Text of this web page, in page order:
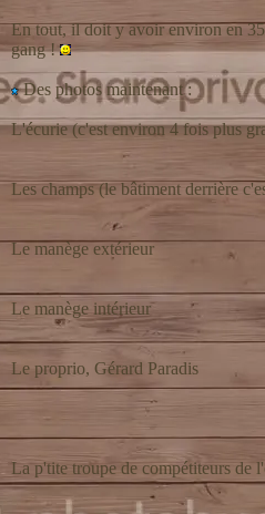
En tout, il doit y avoir environ en
gang !
Des photos maintenant :
L'écurie (c'est environ 4 fois plus
Les champs (le bâtiment derrière
Le manège extérieur
Le manège intérieur
Le proprio, Gérard Paradis
La p'tite troupe de compétiteurs de